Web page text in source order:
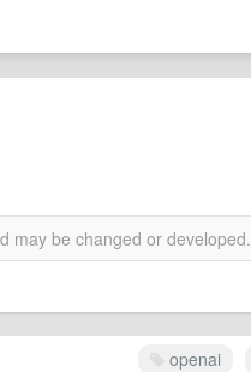
may be changed or developed.
openai